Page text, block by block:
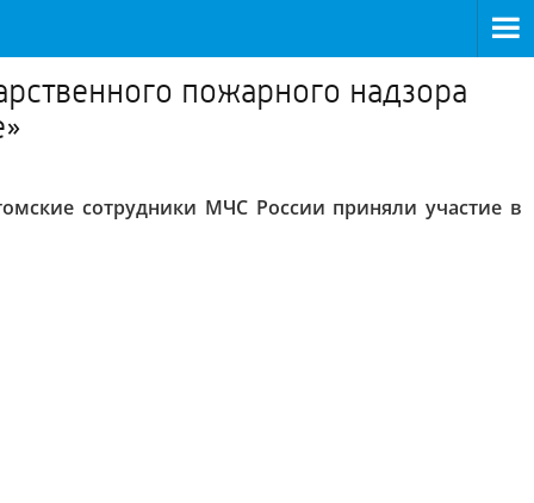
пожарного надзора
сотрудники МЧС России приняли участие в